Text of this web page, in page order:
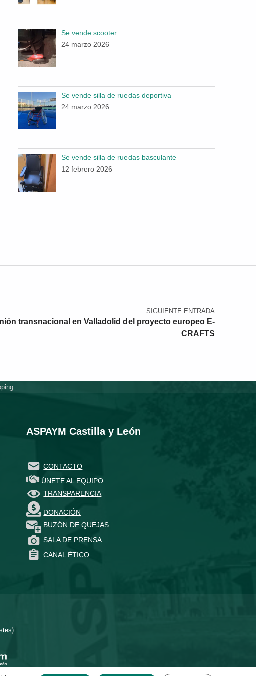
Se vende scooter
24 marzo 2026
Se vende silla de ruedas deportiva
24 marzo 2026
Se vende silla de ruedas basculante
12 febrero 2026
SIGUIENTE ENTRADA
transnacional en Valladolid del proyecto europeo E-
CRAFTS
ASPAYM Castilla y León
CONTACTO
ÚNETE AL EQUIPO
TRANSPARENCIA
DONACIÓN
BUZÓN DE QUEJAS
SALA DE PRENSA
CANAL ÉTICO
)